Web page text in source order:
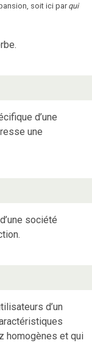
soit ici par qui
d’une
une
société
d’un
homogènes et qui